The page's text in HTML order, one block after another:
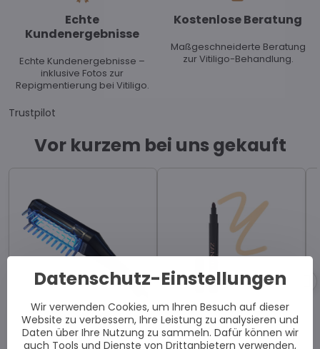
Echte
Kundenergebnisse
Echte Kundenergebnisse –
inklusive Fotos zur
Repigmentierung bei Vitiligo.
Kostenlose Beratung
Maßgeschneiderte Beratung
zur Vitiligo-Behandlung.
Trustpilot
Vor kurzem bei uns gekauft
Dermalight® 80R UVB
Gekauft vonNiklas, Berlin,
vor 1 Stunde.
Präzisions-Concealer -
Neukunde
Gekauft vonAndreas,
Datenschutz-Einstellungen
Wir verwenden Cookies, um Ihren Besuch auf dieser
Website zu verbessern, Ihre Leistung zu analysieren und
Daten über Ihre Nutzung zu sammeln. Dafür können wir
auch Tools und Dienste von Drittanbietern verwenden,